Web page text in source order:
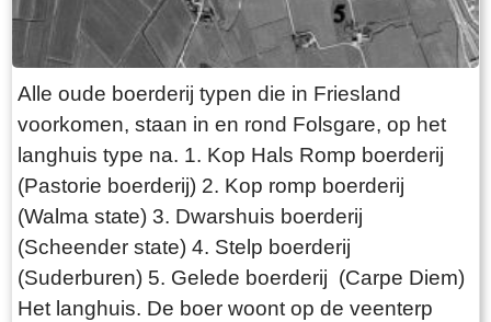
Alle oude boerderij typen die in Friesland
voorkomen, staan in en rond Folsgare, op het
langhuis type na. 1. Kop Hals Romp boerderij
(Pastorie boerderij) 2. Kop romp boerderij
(Walma state) 3. Dwarshuis boerderij
(Scheender state) 4. Stelp boerderij
(Suderburen) 5. Gelede boerderij (Carpe Diem)
Het langhuis. De boer woont op de veenterp